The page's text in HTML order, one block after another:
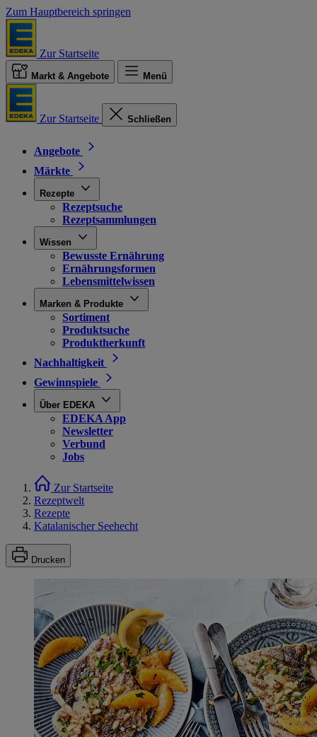
Zum Hauptbereich springen
Zur Startseite
Markt & Angebote Menü
Zur Startseite Schließen
Angebote
Märkte
Rezepte
Rezeptsuche
Rezeptsammlungen
Wissen
Bewusste Ernährung
Ernährungsformen
Lebensmittelwissen
Marken & Produkte
Sortiment
Produktsuche
Produktherkunft
Nachhaltigkeit
Gewinnspiele
Über EDEKA
EDEKA App
Newsletter
Verbund
Jobs
Zur Startseite
Rezeptwelt
Rezepte
Katalanischer Seehecht
Drucken